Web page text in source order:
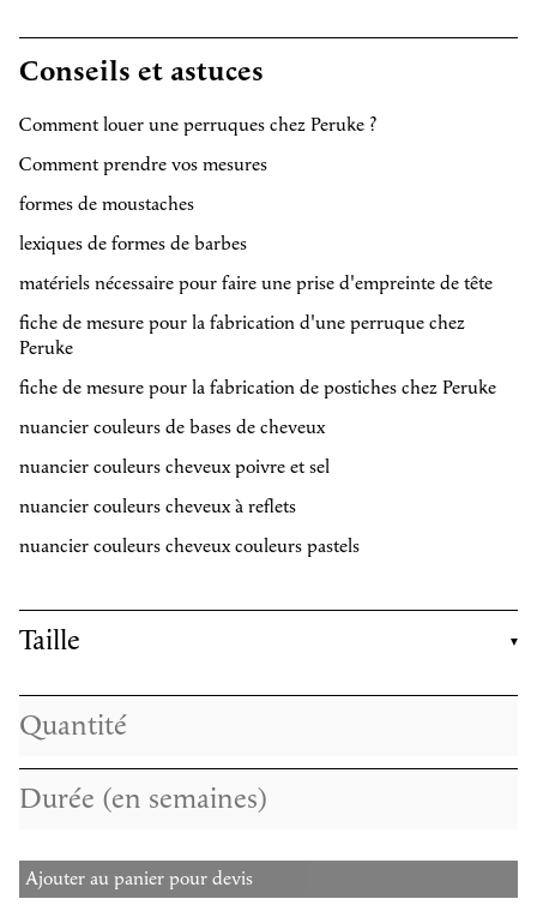
Conseils et astuces
Comment louer une perruques chez Peruke ?
Comment prendre vos mesures
formes de moustaches
lexiques de formes de barbes
matériels nécessaire pour faire une prise d'empreinte de tête
fiche de mesure pour la fabrication d'une perruque chez
Peruke
fiche de mesure pour la fabrication de postiches chez Peruke
nuancier couleurs de bases de cheveux
nuancier couleurs cheveux poivre et sel
nuancier couleurs cheveux à reflets
nuancier couleurs cheveux couleurs pastels
Taille
Ajouter au panier pour devis